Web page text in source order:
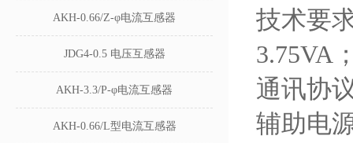
AKH-0.66/Z-φ电流互感器
JDG4-0.5 电压互感器
AKH-3.3/P-φ电流互感器
AKH-0.66/L型电流互感器
技术要
3.75VA
通讯协
辅助电